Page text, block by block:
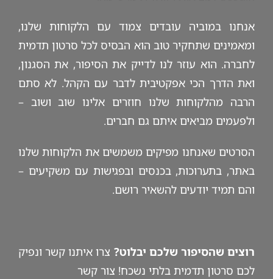
אנחנו במוביה עובדים צמוד עם הלקוחות שלנו,
ומאמינים שתחקיר טוב הוא הבסיס לכל סרטון תדמית
לחברה. הוא עוזר לנו לדייק את הסיפור, את הסגנון,
ואת הדרך הכי אפקטיבית לדבר עם הקהל. לא סתם
הרבה מהלקוחות שלנו חוזרים אלינו שוב ושוב –
ולפעמים מביאים איתם גם חברים.
הסרטים שאנחנו מפיקים משמשים את הלקוחות שלנו
באתר, בתערוכות, בכנסים ובפגישות עם משקיעים –
והם תמיד יודעים להשאיר רושם.
רוצים שהסיפור שלכם יבלוט? צרו איתנו קשר ונפיק
לכם סרטון תדמית בלתי נשכח! צור קשר